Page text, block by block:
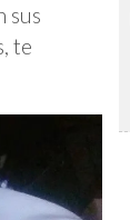
sus
te